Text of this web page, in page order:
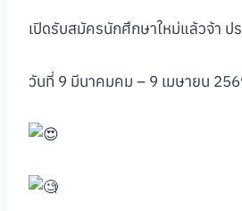
เปิดรับสมัครนักศึกษาใหม่แล้วจ้า ป
วันที่ 9 มีนาคมคม – 9 เมษายน